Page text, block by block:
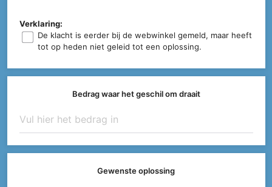
Verklaring:
De klacht is eerder bij de webwinkel gemeld, maar heeft
tot op heden niet geleid tot een oplossing.
Bedrag waar het geschil om draait
Gewenste oplossing